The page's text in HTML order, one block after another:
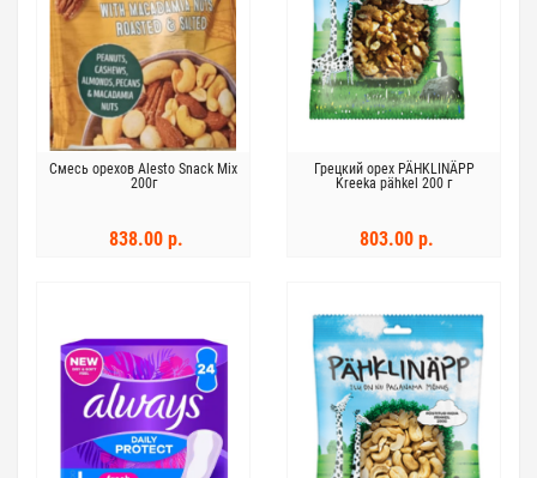
Смесь орехов Alesto Snack Mix
200г
838.00 р.
Грецкий орех PÄHKLINÄPP
Kreeka pähkel 200 г
803.00 р.